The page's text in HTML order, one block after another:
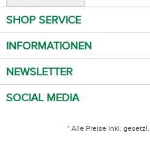
SHOP SERVICE
INFORMATIONEN
NEWSLETTER
SOCIAL MEDIA
* Alle Preise inkl.